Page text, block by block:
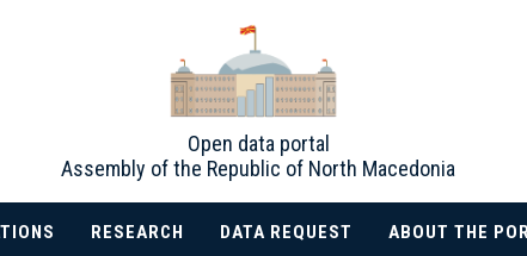
Open data portal
Assembly of the Republic of North Macedonia
RESEARCH DATA REQUEST ABOUT THE